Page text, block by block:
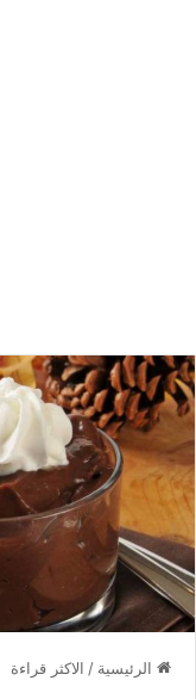
الرئيسية / الاكثر قراءة